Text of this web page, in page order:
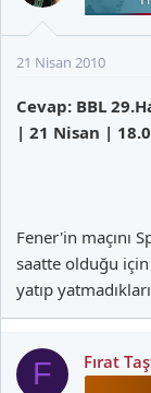
21 Nisan 2010
Cevap: BBL
| 21 Nisan |
Fener'in maçını
saatte olduğu
yatıp
F Fırat